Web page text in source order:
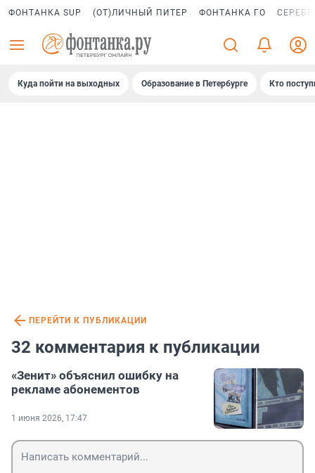
ФОНТАНКА SUP (ОТ)ЛИЧНЫЙ ПИТЕР ФОНТАНКА ГО
Куда пойти на выходных Образование в Петербурге Кто
ПЕРЕЙТИ К ПУБЛИКАЦИИ
32 комментария к публикации
«Зенит» объяснил ошибку на
рекламе абонементов
1 июня 2026, 17:47